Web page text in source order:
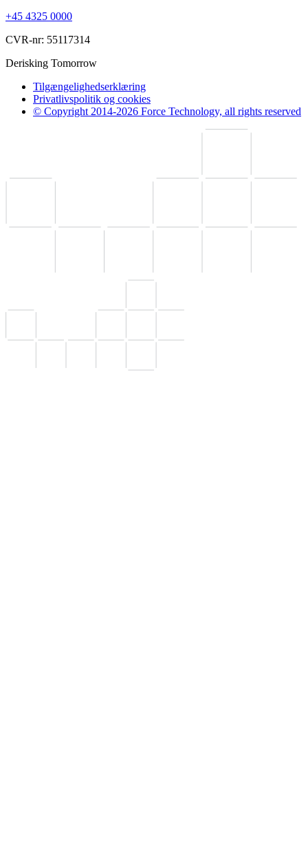
+45 4325 0000
CVR-nr: 55117314
Derisking Tomorrow
Tilgængelighedserklæring
Privatlivspolitik og cookies
© Copyright 2014-2026 Force Technology, all rights reserved